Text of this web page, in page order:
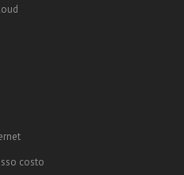
costo